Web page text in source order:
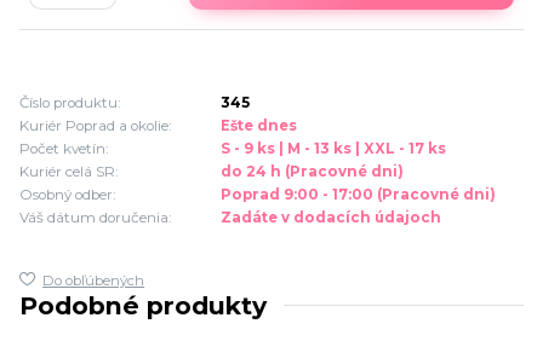
Číslo produktu:
345
Kuriér Poprad a okolie:
Ešte dnes
Počet kvetín:
S - 9 ks | M - 13 ks | XXL - 17 ks
Kuriér celá SR:
do 24 h (Pracovné dni)
Osobný odber:
Poprad 9:00 - 17:00 (Pracovné dni)
Váš dátum doručenia:
Zadáte v dodacích údajoch
Do obľúbených
Podobné produkty